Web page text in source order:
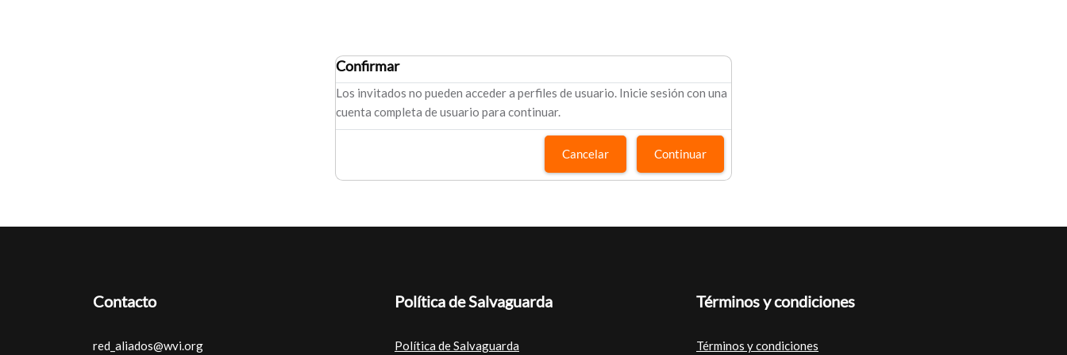
Confirmar
Los invitados no pueden acceder a perfiles de usuario. Inicie sesión con una
cuenta completa de usuario para continuar.
Cancelar Continuar
Contacto
red_aliados@wvi.org
Política de Salvaguarda
Política de Salvaguarda
Términos y condiciones
Términos y condiciones